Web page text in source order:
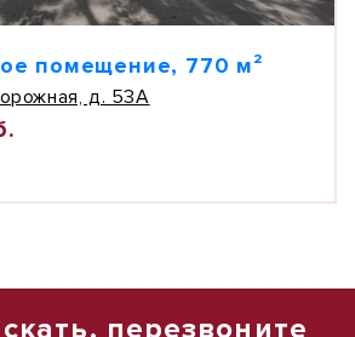
помещение, 770 м²
д. 53А
перезвоните